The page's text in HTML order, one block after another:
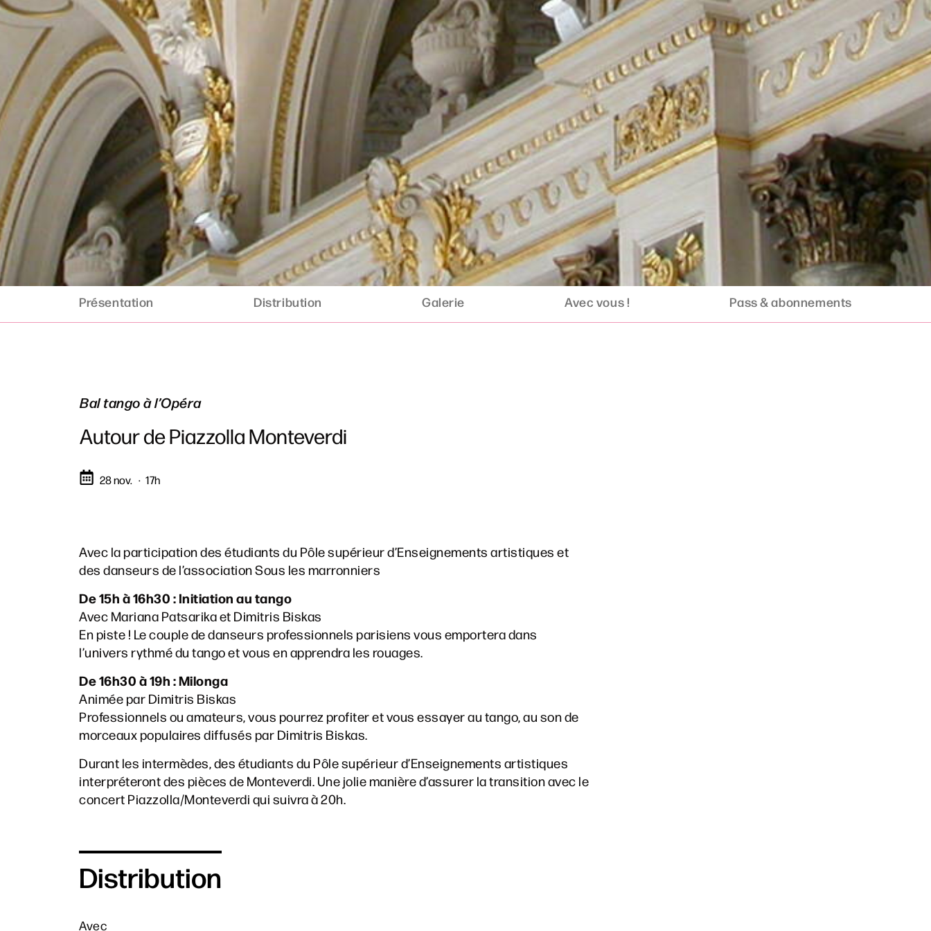
Présentation Distribution Galerie Avec vous ! Pass & abonnements
Bal tango à l’Opéra
Autour de Piazzolla Monteverdi
28 nov. 17h
Avec la participation des étudiants du Pôle supérieur d’Enseignements artistiques et
des danseurs de l’association Sous les marronniers
De 15h à 16h30 : Initiation au tango
Avec Mariana Patsarika et Dimitris Biskas
En piste ! Le couple de danseurs professionnels parisiens vous emportera dans
l’univers rythmé du tango et vous en apprendra les rouages.
De 16h30 à 19h : Milonga
Animée par Dimitris Biskas
Professionnels ou amateurs, vous pourrez profiter et vous essayer au tango, au son de
morceaux populaires diffusés par Dimitris Biskas.
Durant les intermèdes, des étudiants du Pôle supérieur d’Enseignements artistiques
interpréteront des pièces de Monteverdi. Une jolie manière d’assurer la transition avec le
concert Piazzolla/Monteverdi qui suivra à 20h.
Distribution
Avec